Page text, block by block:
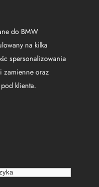
do BMW
na kilka
spersonalizowania
zamienne oraz
klienta.